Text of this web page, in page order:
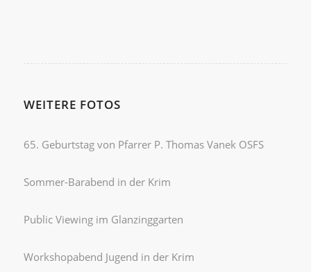
WEITERE FOTOS
65. Geburtstag von Pfarrer P. Thomas Vanek OSFS
Sommer-Barabend in der Krim
Public Viewing im Glanzinggarten
Workshopabend Jugend in der Krim